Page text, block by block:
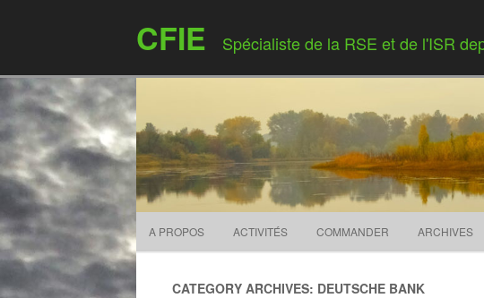
CFIE Spécialiste de la RSE et de l'ISR
A PROPOS ACTIVITÉS COMMANDER ARCHIVES
CATEGORY ARCHIVES: DEUTSCHE BANK